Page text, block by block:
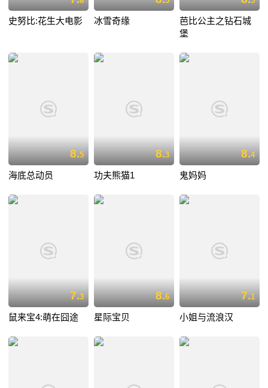
史努比:花生大电影 冰雪奇缘
芭比公主之钻石城
堡
8.5
海底总动员
8.3
功夫熊猫1
8.4
鬼妈妈
7.3
鼠来宝4:萌在囧途
8.6
星际宝贝
7.1
小姐与流浪汉